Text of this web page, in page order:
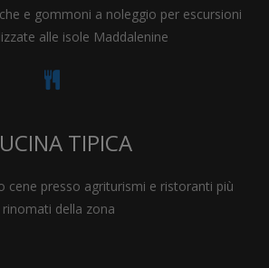
e gommoni a noleggio per escursioni
alle isole Maddalenine
TIPICA
cene presso agriturismi e ristoranti più
rinomati della zona